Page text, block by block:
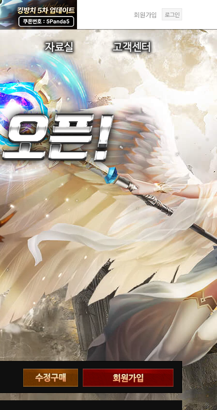
회원가입 로그인
갤러리
미디어센터
FAQ
1:1문의
답변확인